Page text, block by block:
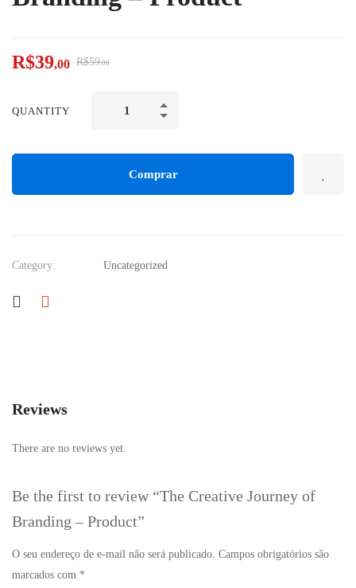
R$39,00 R$59,00
QUANTITY
Comprar
Category: Uncategorized
Reviews
There are no reviews yet.
Be the first to review “The Creative Journey of
Branding – Product”
O seu endereço de e-mail não será publicado. Campos obrigatórios são
marcados com *